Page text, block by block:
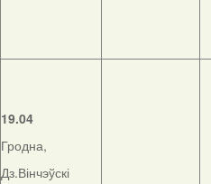
19.04
Гродна,
Дз.Вінчэўскі